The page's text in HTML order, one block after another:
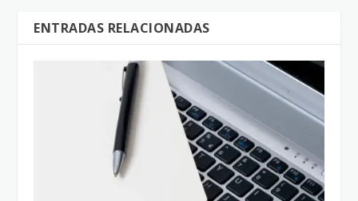
ENTRADAS RELACIONADAS